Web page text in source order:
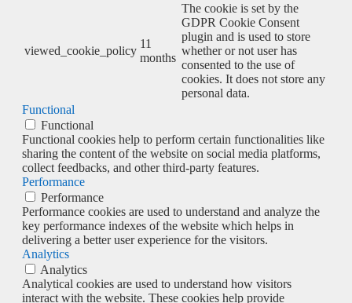
viewed_cookie_policy
11
months
The cookie is set by the
GDPR Cookie Consent
plugin and is used to store
whether or not user has
consented to the use of
cookies. It does not store any
personal data.
Functional
Functional
Functional cookies help to perform certain functionalities like
sharing the content of the website on social media platforms,
collect feedbacks, and other third-party features.
Performance
Performance
Performance cookies are used to understand and analyze the
key performance indexes of the website which helps in
delivering a better user experience for the visitors.
Analytics
Analytics
Analytical cookies are used to understand how visitors
interact with the website. These cookies help provide